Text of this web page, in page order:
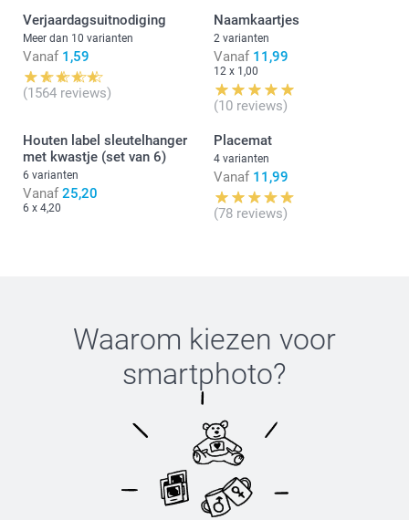
Nathalie @smartphoto
Verjaardagsuitnodiging
Meer dan 10 varianten
Vanaf 1,59
(1564 reviews)
Naamkaartjes
2 varianten
Vanaf 11,99
12 x 1,00
(10 reviews)
Houten label sleutelhanger
met kwastje (set van 6)
6 varianten
Vanaf 25,20
6 x 4,20
Placemat
4 varianten
Vanaf 11,99
(78 reviews)
Waarom kiezen voor
smartphoto?